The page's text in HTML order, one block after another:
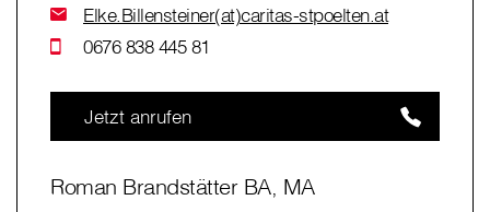
Elke.Billensteiner(at)caritas-stpoelten.at
0676 838 445 81
Jetzt anrufen
Roman Brandstätter BA, MA